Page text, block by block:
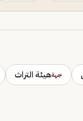
جهةهيئة التراث